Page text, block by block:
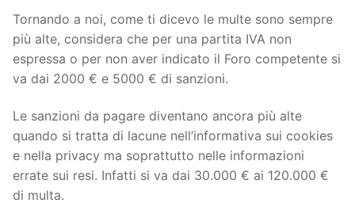
Tornando a noi, come ti dicevo le multe sono sempre
più alte, considera che per una partita IVA non
espressa o per non aver indicato il Foro competente si
va dai 2000 € e 5000 € di sanzioni.
Le sanzioni da pagare diventano ancora più alte
quando si tratta di lacune nell’informativa sui cookies
e nella privacy ma soprattutto nelle informazioni
errate sui resi. Infatti si va dai 30.000 € ai 120.000 €
di multa.